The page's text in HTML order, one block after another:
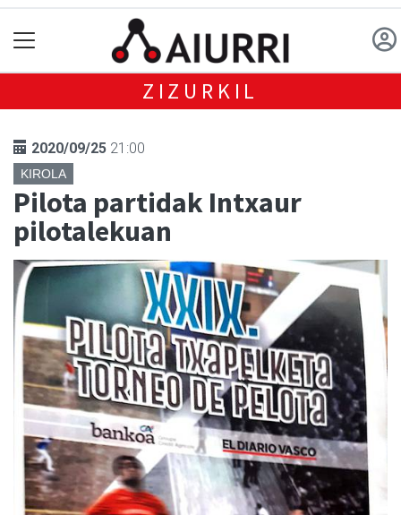
ZIZURKIL
2020/09/25 21:00
KIROLA
Pilota partidak Intxaur
pilotalekuan